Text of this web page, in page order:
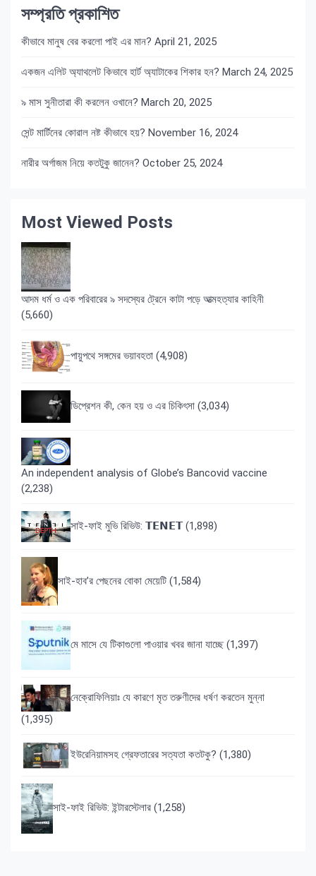
সম্প্রতি প্রকাশিত
কীভাবে মানুষ বের করলো পাই এর মান? April 21, 2025
একজন এলিট অ্যাথলেট কিভাবে হার্ট অ্যাটাকের শিকার হন? March 24, 2025
৯ মাস সুনীতারা কী করলেন ওখানে? March 20, 2025
সেন্ট মার্টিনের কোরাল নষ্ট কীভাবে হয়? November 16, 2024
নারীর অর্গাজম নিয়ে কতটুকু জানেন? October 25, 2024
Most Viewed Posts
আদম ধর্ম ও এক পরিবারের ৯ সদস্যের ট্রেনে কাটা পড়ে আত্মহত্যার কাহিনী
(5,660)
পায়ুপথে সঙ্গমের ভয়াবহতা (4,908)
ডিপ্রেশন কী, কেন হয় ও এর চিকিৎসা (3,034)
An independent analysis of Globe’s Bancovid vaccine
(2,238)
সাই-ফাই মুভি রিভিউ: 𝗧𝗘𝗡𝗘𝗧 (1,898)
সাই-হাব’র পেছনের বোকা মেয়েটি (1,584)
মে মাসে যে টিকাগুলো পাওয়ার খবর জানা যাচ্ছে (1,397)
নেক্রোফিলিয়াঃ যে কারণে মৃত তরুণীদের ধর্ষণ করতেন মুন্না
(1,395)
ইউরেনিয়ামসহ গ্রেফতারের সত্যতা কতটকু? (1,380)
সাই-ফাই রিভিউ: ইন্টারস্টেলার (1,258)